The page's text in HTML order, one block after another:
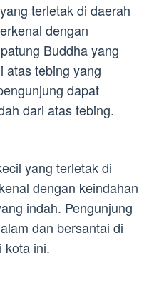
terletak di daerah
dengan
Buddha yang
atas tebing yang
dapat
dari atas tebing.
yang terletak di
dengan keindahan
indah. Pengunjung
dan bersantai di
kota ini.